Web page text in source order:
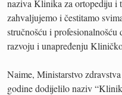
naziva Klinika za ortopediju i
zahvaljujemo i čestitamo
stručnošću i
razvoju i unapređenju
Naime, Ministarstvo
godine dodijelilo naziv